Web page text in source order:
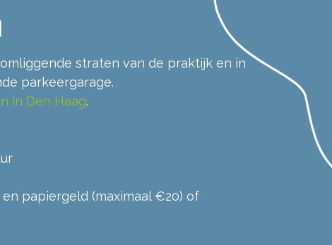
straten van de praktijk en in
parkeergarage.
in Den Haag.
papiergeld (maximaal €20) of